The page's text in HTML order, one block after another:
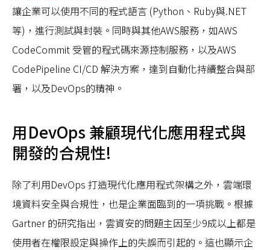
讓企業可以使用不同的程式語言 (Python、Ruby與.NET
等)，進行測試與封裝。同時與其他AWS服務，如AWS
CodeCommit 受管的程式碼來源控制服務，以及AWS
CodePipeline CI/CD 解決方案，達到自動化持續整合與部
署，以及DevOps的精神。
用DevOps 兼顧現代化應用程式與
開發的合規性!
除了利用DevOps 打造現代化應用程式架構之外，雲端環
境資料安全與合規性，也是企業面臨到的一項挑戰。根據
Gartner 的研究指出，雲資安的問題主因至少9成以上都是
使用者在權限設定與操作上的失誤而引起的。這也顯示企